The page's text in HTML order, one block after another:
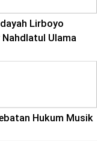
Lirboyo
Nahdlatul Ulama
Hukum Musik